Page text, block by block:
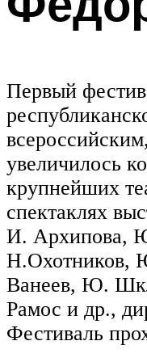
Первый
увеличилось
крупнейших
спектаклях
И. Архипова,
Н.Охотников,
Ванеев, Ю.
Рамос и др.,
Фестиваль